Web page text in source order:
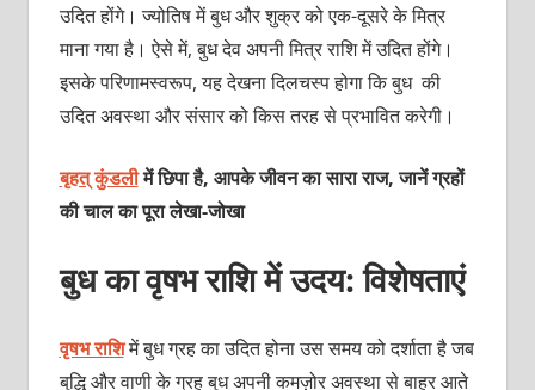
उदित होंगे। ज्योतिष में बुध और शुक्र को एक-दूसरे के मित्र
माना गया है। ऐसे में, बुध देव अपनी मित्र राशि में उदित होंगे।
इसके परिणामस्वरूप, यह देखना दिलचस्प होगा कि बुध की
उदित अवस्था और संसार को किस तरह से प्रभावित करेगी।
बृहत् कुंडलीमें छिपा है, आपके जीवन का सारा राज, जानें ग्रहों
की चाल का पूरा लेखा-जोखा
बुध का वृषभ राशि में उदय: विशेषताएं
वृषभ राशिमें बुध ग्रह का उदित होना उस समय को दर्शाता है जब
बुद्धि और वाणी के ग्रह बुध अपनी कमज़ोर अवस्था से बाहर आते